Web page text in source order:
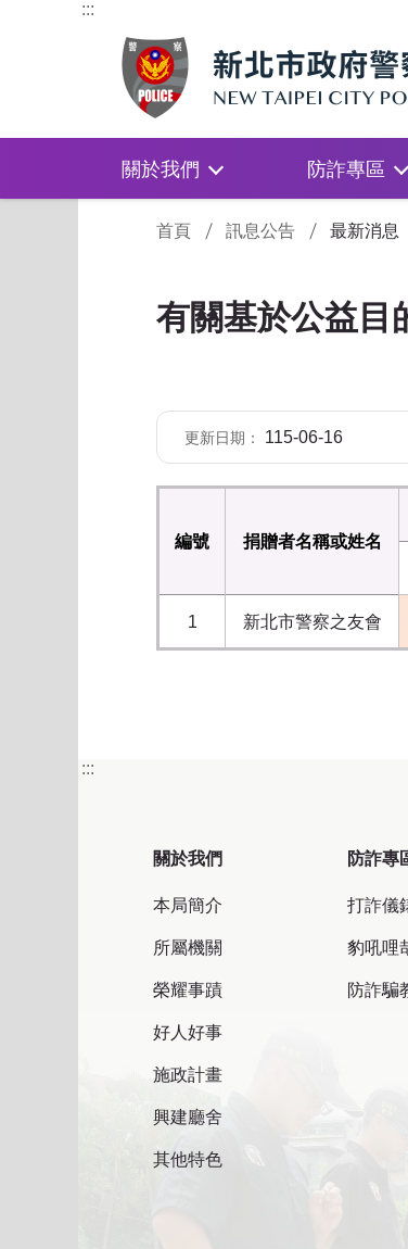
:::
關於我們 防詐專區
首頁
訊息公告 最新消息
有關基於公益目
更新日期 115-06-16
編號 捐贈者名稱或姓名
1 新北市警察之友會
:::
關於我們
本局簡介
所屬機關
榮耀事蹟
好人好事
施政計畫
興建廳舍
其他特色
防詐專
打詐儀
豹吼哩
防詐騙